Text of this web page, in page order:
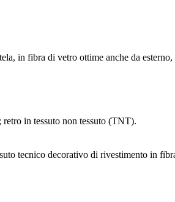
in fibra di vetro ottime anche da
in tessuto non tessuto (TNT).
tecnico decorativo di rivestimento in